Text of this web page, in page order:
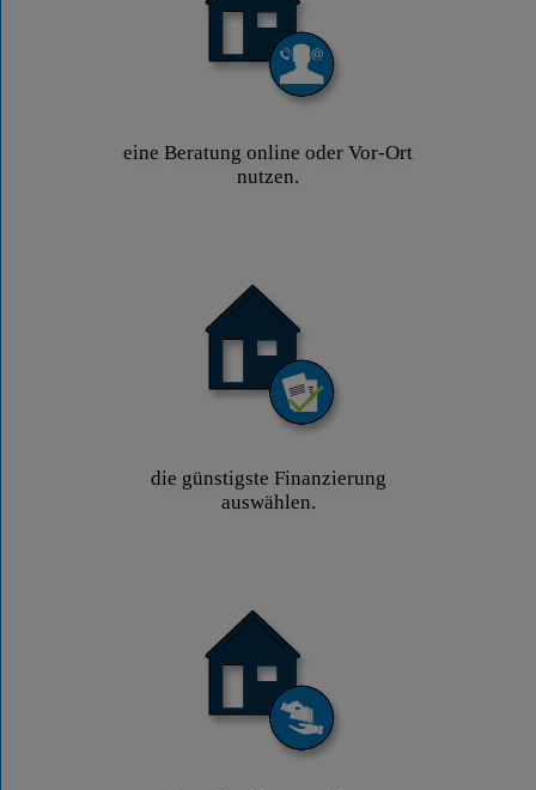
eine Beratung online oder Vor-Ort
nutzen.
die günstigste Finanzierung
auswählen.